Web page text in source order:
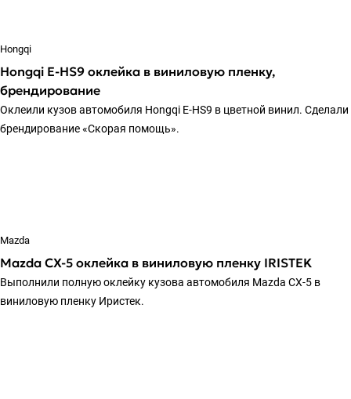
Hongqi
Hongqi E-HS9 оклейка в виниловую пленку,
брендирование
Оклеили кузов автомобиля Hongqi E-HS9 в цветной винил. Сделали
брендирование «Скорая помощь».
Mazda
Mazda CX-5 оклейка в виниловую пленку IRISTEK
Выполнили полную оклейку кузова автомобиля Mazda CX-5 в
виниловую пленку Иристек.